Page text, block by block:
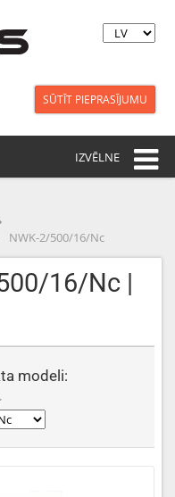
SŪTĪT PIEPRASĪJUMU
IZVĒLNE
NWK-2/500/16/Nc
16/Nc |
modeli: